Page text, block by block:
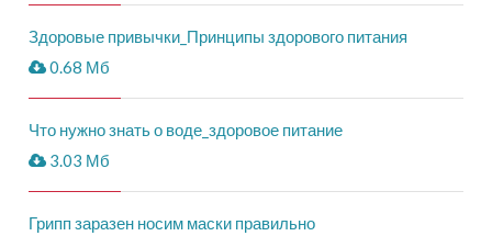
Здоровые привычки_Принципы здорового питания
0.68 Мб
Что нужно знать о воде_здоровое питание
3.03 Мб
Грипп заразен носим маски правильно